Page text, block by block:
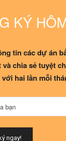
KÝ
tin các dự án
và chia sẻ tuyệt
với hai lần mỗi
bạn
ngay!